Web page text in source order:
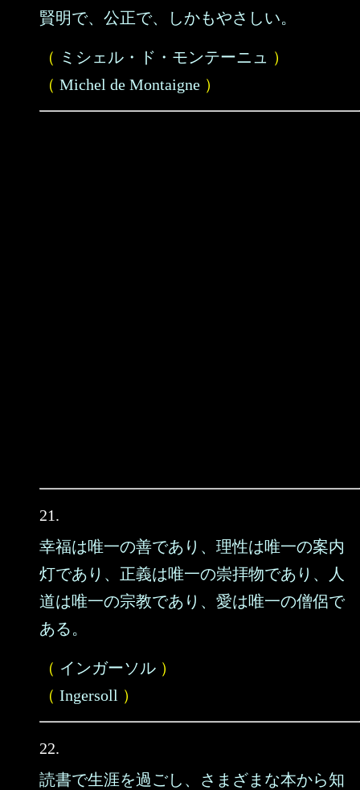
賢明で、公正で、しかもやさしい。
（ ミシェル・ド・モンテーニュ
）
（ Michel de Montaigne ）
21.
幸福は唯一の善であり、理性は唯一の案内
灯であり、正義は唯一の崇拝物であり、人
道は唯一の宗教であり、愛は唯一の僧侶で
ある。
（ インガーソル ）
（ Ingersoll ）
22.
読書で生涯を過ごし、さまざまな本から知